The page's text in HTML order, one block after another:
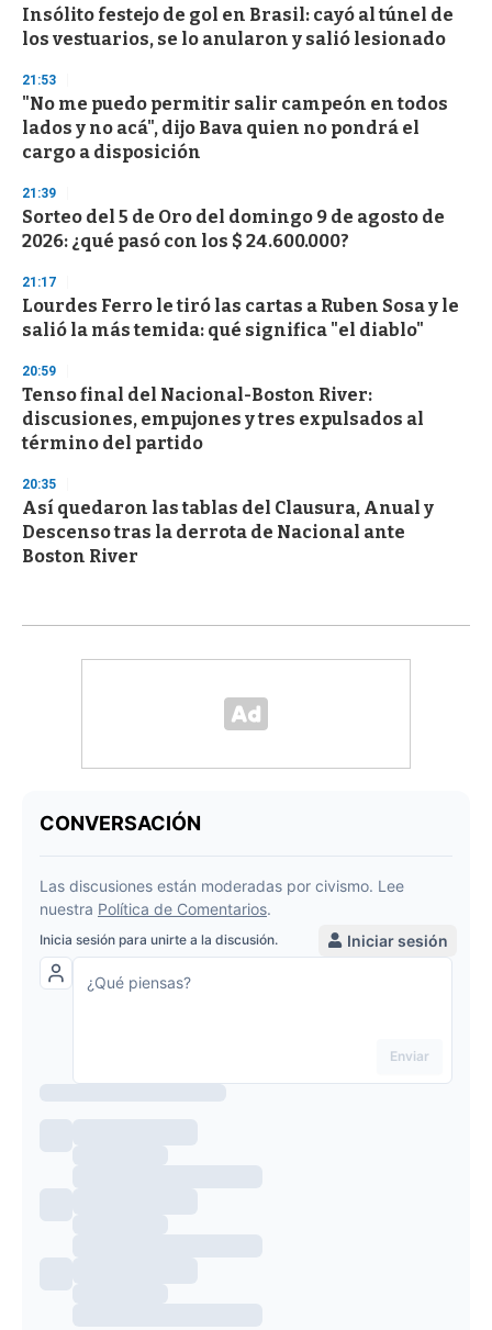
Insólito festejo de gol en Brasil: cayó al túnel de
los vestuarios, se lo anularon y salió lesionado
21:53
"No me puedo permitir salir campeón en todos
lados y no acá", dijo Bava quien no pondrá el
cargo a disposición
21:39
Sorteo del 5 de Oro del domingo 9 de agosto de
2026: ¿qué pasó con los $ 24.600.000?
21:17
Lourdes Ferro le tiró las cartas a Ruben Sosa y le
salió la más temida: qué significa "el diablo"
20:59
Tenso final del Nacional-Boston River:
discusiones, empujones y tres expulsados al
término del partido
20:35
Así quedaron las tablas del Clausura, Anual y
Descenso tras la derrota de Nacional ante
Boston River